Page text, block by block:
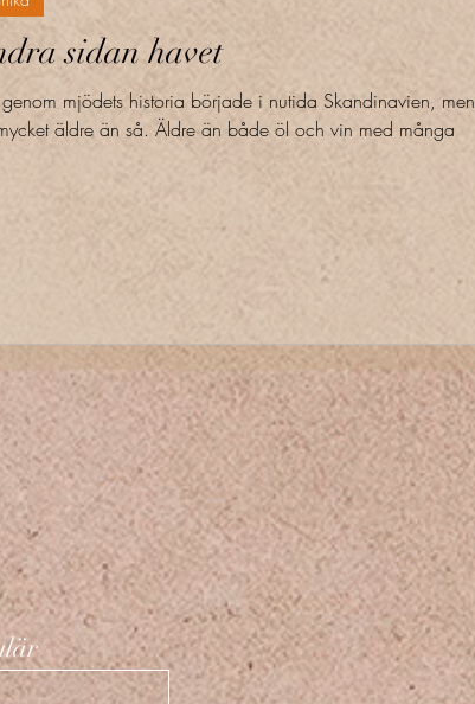
sidan havet
mjödets historia började i nutida Skandinavien, men
äldre än så. Äldre än både öl och vin med många